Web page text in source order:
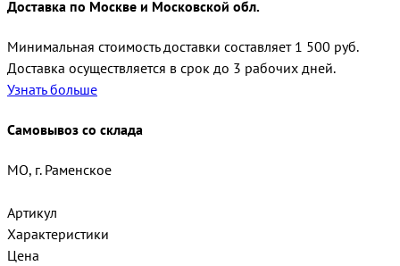
Доставка по Москве и Московской обл.
Минимальная стоимость доставки составляет 1 500 руб.
Доставка осуществляется в срок до 3 рабочих дней.
Узнать больше
Самовывоз со склада
МО, г. Раменское
Артикул
Характеристики
Цена